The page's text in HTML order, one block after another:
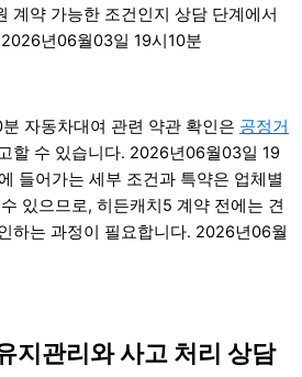
계약 가능한 조건인지 상담 단계에서
년06월03일 19시10분
자동차대여 관련 약관 확인은 공정거
할 수 있습니다. 2026년06월03일 19
들어가는 세부 조건과 특약은 업체별
있으므로, 히든캐치5 계약 전에는 견
하는 과정이 필요합니다. 2026년06월
지관리와 사고 처리 상담